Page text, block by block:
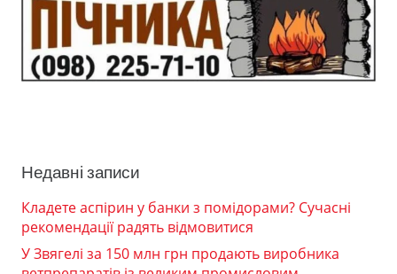
Недавні записи
Кладете аспірин у банки з помідорами? Сучасні
рекомендації радять відмовитися
У Звягелі за 150 млн грн продають виробника